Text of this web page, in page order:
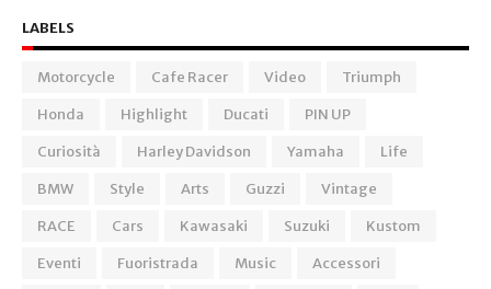
LABELS
Motorcycle Cafe Racer Video
Triumph
Honda
Highlight Ducati
PIN UP
Curiosità
Harley Davidson Yamaha
Life
BMW
Style Arts Guzzi
Vintage
RACE
Cars Kawasaki Suzuki
Kustom
Eventi
Fuoristrada Music
Accessori